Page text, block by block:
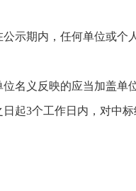
示期内，任何单位或
名义反映的应当加盖
起3个工作日内，对中